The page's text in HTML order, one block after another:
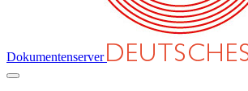
Dokumentenserver